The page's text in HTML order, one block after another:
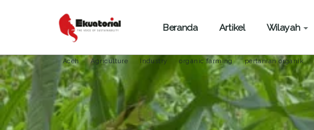
Beranda Artikel Wilayah
ARTIKEL
Aceh Agriculture Industry organic farming pertanian organik